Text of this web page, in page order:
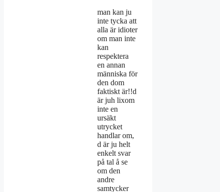
man kan ju
inte tycka att
alla är idioter
om man inte
kan
respektera
en annan
människa för
den dom
faktiskt är!!d
är juh lixom
inte en
ursäkt
utrycket
handlar om,
d är ju helt
enkelt svar
på tal å se
om den
andre
samtycker